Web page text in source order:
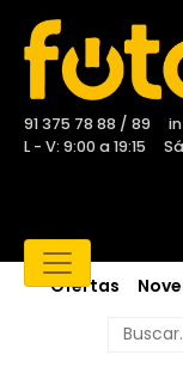
91 375 78 88 / 89
L - V: 9:00 a 19:15
Ofertas